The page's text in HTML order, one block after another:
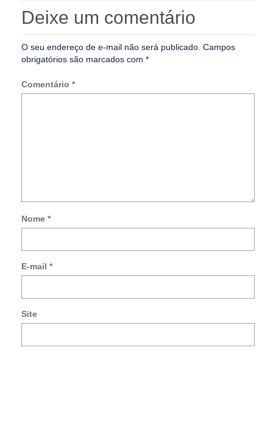
Deixe um comentário
O seu endereço de e-mail não será publicado. Campos
obrigatórios são marcados com *
Comentário *
Nome *
E-mail *
Site